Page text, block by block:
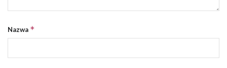
Nazwa *